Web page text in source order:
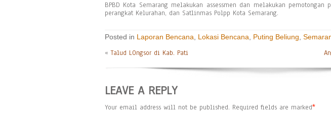
BPBD Kota Semarang melakukan assessmen dan melakukan pemotongan
perangkat Kelurahan, dan Satlinmas Polpp Kota Semarang.
Posted in Laporan Bencana Lokasi Bencana Puting Beliung
«Talud LOngsor di Kab. Pati
LEAVE A REPLY
Your email address will not be published. Required fields are marked*